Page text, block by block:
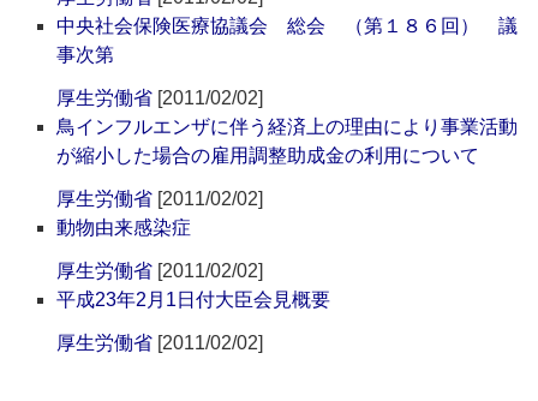
中央社会保険医療協議会 総会 （第１８６回） 議
事次第
厚生労働省 [2011/02/02]
鳥インフルエンザに伴う経済上の理由により事業活動
が縮小した場合の雇用調整助成金の利用について
厚生労働省 [2011/02/02]
動物由来感染症
厚生労働省 [2011/02/02]
平成23年2月1日付大臣会見概要
厚生労働省 [2011/02/02]